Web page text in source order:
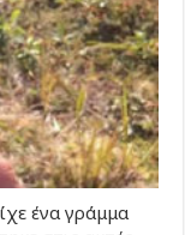
ένα γράμμα